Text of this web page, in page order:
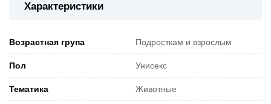
Характеристики
Возрастная група Подросткам и взрослым
Пол Унисекс
Тематика Животные